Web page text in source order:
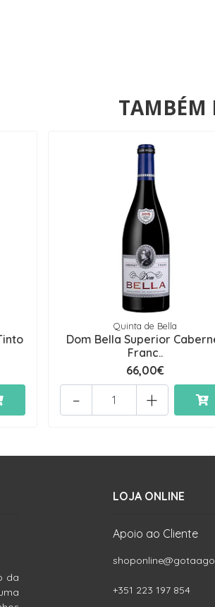
TAMBÉM
Quinta de Bella
Dom Bella Superior
Franc..
66,00€
+
-
da
LOJA ONLINE
Apoio ao Cliente
+351 223 197 854